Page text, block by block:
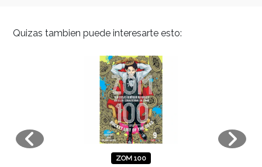
Quizas tambien puede interesarte esto:
ZOM 100